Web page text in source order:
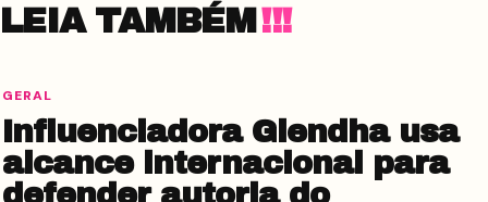
LEIA TAMBÉM
GERAL
Influenciadora Glendha usa
alcance internacional para
defender autoria do